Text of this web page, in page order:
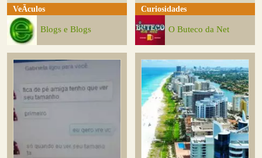
VeÃ­culos
Blogs e Blogs
Curiosidades
O Buteco da Net